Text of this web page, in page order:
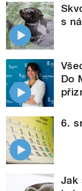
s
Do
6.
Jak